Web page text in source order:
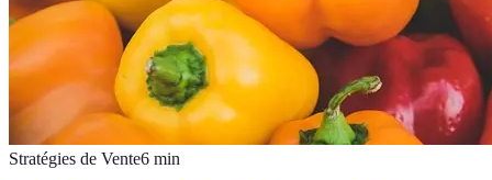
Stratégies de Vente6 min